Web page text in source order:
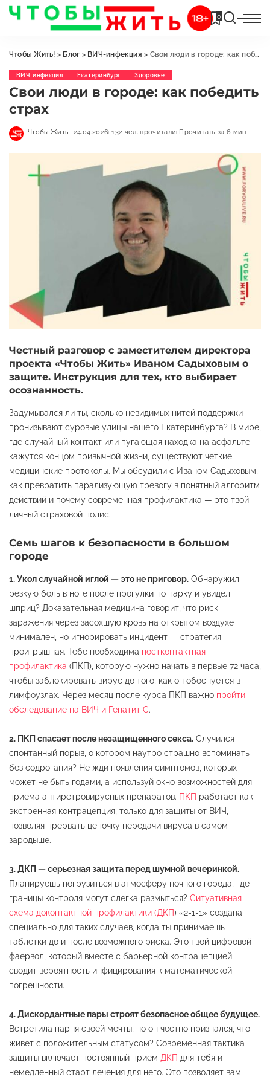
0
Чтобы Жить! > Блог > ВИЧ-инфекция > Свои люди в городе: как победить страх
ВИЧ-инфекция Екатеринбург Здоровье
Свои люди в городе: как победить
страх
Чтобы Жить! 24.04.2026 132 чел. прочитали Прочитать за 6 мин
Честный разговор с заместителем директора
проекта «Чтобы Жить» Иваном Садыховым о
защите. Инструкция для тех, кто выбирает
осознанность.
Задумывался ли ты, сколько невидимых нитей поддержки
пронизывают суровые улицы нашего Екатеринбурга? В мире,
где случайный контакт или пугающая находка на асфальте
кажутся концом привычной жизни, существуют четкие
медицинские протоколы. Мы обсудили с Иваном Садыховым,
как превратить парализующую тревогу в понятный алгоритм
действий и почему современная профилактика — это твой
личный страховой полис.
Семь шагов к безопасности в большом
городе
1. Укол случайной иглой — это не приговор. Обнаружил
резкую боль в ноге после прогулки по парку и увидел
шприц? Доказательная медицина говорит, что риск
заражения через засохшую кровь на открытом воздухе
минимален, но игнорировать инцидент — стратегия
проигрышная. Тебе необходима постконтактная
профилактика (ПКП), которую нужно начать в первые 72 часа,
чтобы заблокировать вирус до того, как он обоснуется в
лимфоузлах. Через месяц после курса ПКП важно пройти
обследование на ВИЧ и Гепатит С.
2. ПКП спасает после незащищенного секса. Случился
спонтанный порыв, о котором наутро страшно вспоминать
без содрогания? Не жди появления симптомов, которых
может не быть годами, а используй окно возможностей для
приема антиретровирусных препаратов. ПКП работает как
экстренная контрацепция, только для защиты от ВИЧ,
позволяя прервать цепочку передачи вируса в самом
зародыше.
3. ДКП — серьезная защита перед шумной вечеринкой.
Планируешь погрузиться в атмосферу ночного города, где
границы контроля могут слегка размыться? Ситуативная
схема доконтактной профилактики (ДКП) «2-1-1» создана
специально для таких случаев, когда ты принимаешь
таблетки до и после возможного риска. Это твой цифровой
фаервол, который вместе с барьерной контрацепцией
сводит вероятность инфицирования к математической
погрешности.
4. Дискордантные пары строят безопасное общее будущее.
Встретила парня своей мечты, но он честно признался, что
живет с положительным статусом? Современная тактика
защиты включает постоянный прием ДКП для тебя и
немедленный старт лечения для него. Это позволяет вам